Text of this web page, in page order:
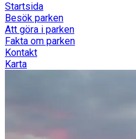
Startsida
Besök parken
Att göra i parken
Fakta om parken
Kontakt
Karta